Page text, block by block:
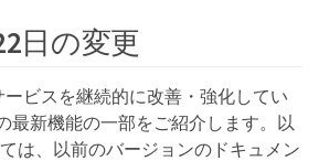
日の変更
ビスを継続的に改善・強化してい
最新機能の一部をご紹介します。以
は、以前のバージョンのドキュメン